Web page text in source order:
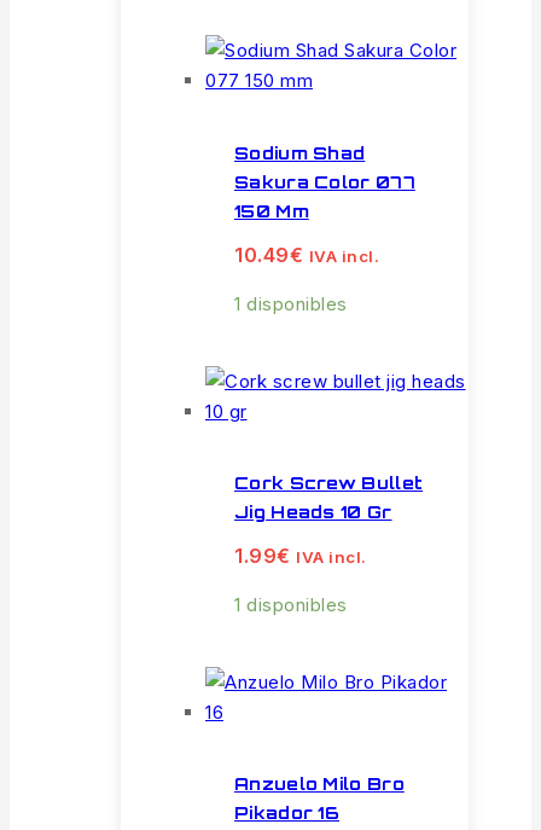
Sodium Shad
Sakura Color 077
150 Mm
10.49€ IVA incl.
1 disponibles
Cork Screw Bullet
Jig Heads 10 Gr
1.99€ IVA incl.
1 disponibles
Anzuelo Milo Bro
Pikador 16